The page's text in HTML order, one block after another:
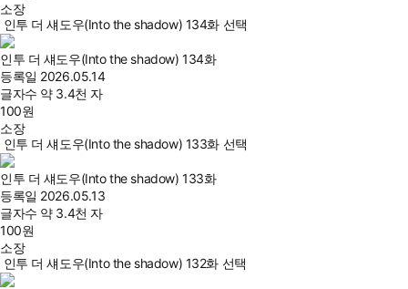
소장
인투 더 섀도우(Into the shadow) 134화 선택
인투 더 섀도우(Into the shadow) 134화
등록일 2026.05.14
글자수 약 3.4천 자
100원
소장
인투 더 섀도우(Into the shadow) 133화 선택
인투 더 섀도우(Into the shadow) 133화
등록일 2026.05.13
글자수 약 3.4천 자
100원
소장
인투 더 섀도우(Into the shadow) 132화 선택